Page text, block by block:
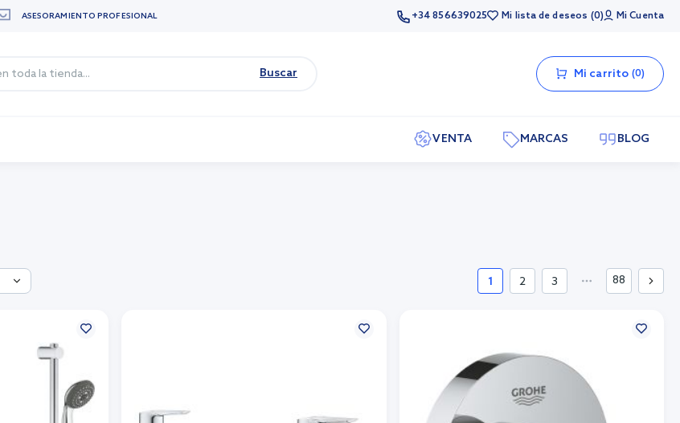
ASESORAMIENTO PROFESIONAL +34 856639025 Mi lista de deseos 0 Mi Cuenta
Buscar Mi carrito 0
VENTA MARCAS BLOG
1 2 3 88